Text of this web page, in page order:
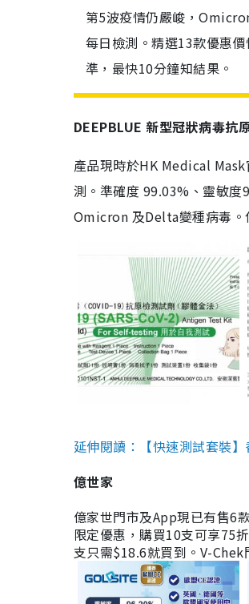
第5波疫情仍嚴峻，
每日檢測。精選13款優惠
準，最快10分鐘知結果。
DEEPBLUE 新型冠狀病毒抗
產品現時於HK Medical
測。準確度 99.03%、靈敏
Omicron 及Delta變種病毒。
延伸閱讀：【快速測試套裝
億世家
億家世門市及App現已有售6
限定優惠，購買10支可享75
支只需$18.6就買到。V-